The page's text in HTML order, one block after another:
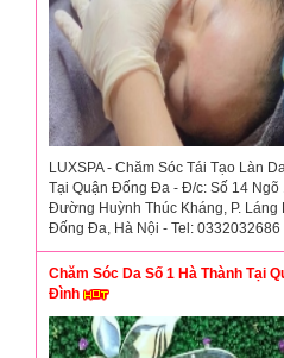
LUXSPA - Chăm Sóc Tái Tạo Làn
Tại Quận Đống Đa - Đ/c: Số 14 Ngõ
Đường Huỳnh Thúc Kháng, P. Láng
Đống Đa, Hà Nội - Tel: 0332032686
Chăm Sóc Da Số 1 Hà Thành Tại
Đình